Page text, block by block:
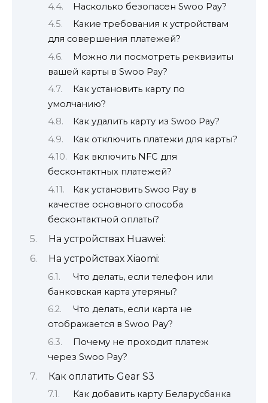
Насколько безопасен Swoo Pay?
Какие требования к устройствам
для совершения платежей?
Можно ли посмотреть реквизиты
вашей карты в Swoo Pay?
Как установить карту по
умолчанию?
Как удалить карту из Swoo Pay?
Как отключить платежи для карты?
Как включить NFC для
бесконтактных платежей?
Как установить Swoo Pay в
качестве основного способа
бесконтактной оплаты?
На устройствах Huawei:
На устройствах Xiaomi:
Что делать, если телефон или
банковская карта утеряны?
Что делать, если карта не
отображается в Swoo Pay?
Почему не проходит платеж
через Swoo Pay?
Как оплатить Gear S3
Как добавить карту Беларусбанка